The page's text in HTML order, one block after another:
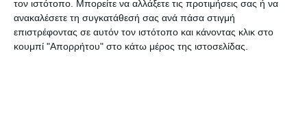
τον ιστότοπο. Μπορείτε να αλλάξετε τις προτιμήσεις σας ή να
ανακαλέσετε τη συγκατάθεσή σας ανά πάσα στιγμή
επιστρέφοντας σε αυτόν τον ιστότοπο και κάνοντας κλικ στο
κουμπί "Απορρήτου" στο κάτω μέρος της ιστοσελίδας.
πληροφορίες για την κατάσταση που έχει
δημιουργηθεί, μετέφεραν τα παράπονα που
γίνονται και ζήτησαν να ληφθούν μέτρα αφού